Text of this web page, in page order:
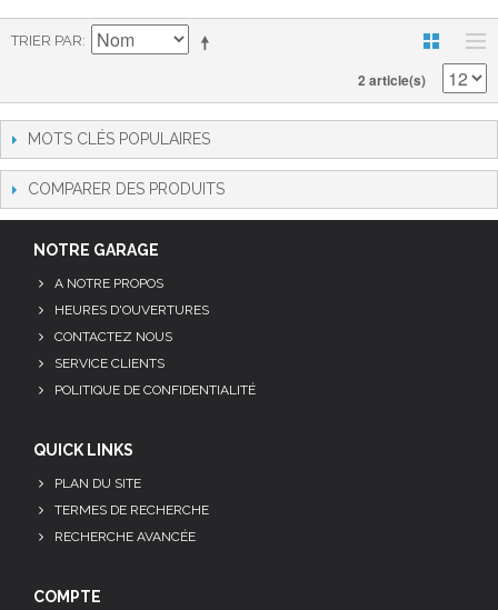
TRIER PAR
2 article(s)
MOTS CLÉS POPULAIRES
COMPARER DES PRODUITS
NOTRE GARAGE
A NOTRE PROPOS
HEURES D'OUVERTURES
CONTACTEZ NOUS
SERVICE CLIENTS
POLITIQUE DE CONFIDENTIALITÉ
QUICK LINKS
PLAN DU SITE
TERMES DE RECHERCHE
RECHERCHE AVANCÉE
COMPTE